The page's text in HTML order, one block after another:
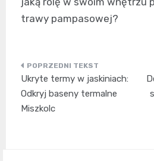
trawy pampasowej?
Nawigacja
wpisu
Ukryte termy w jaskiniach:
Odkryj baseny termalne
Miszkolc